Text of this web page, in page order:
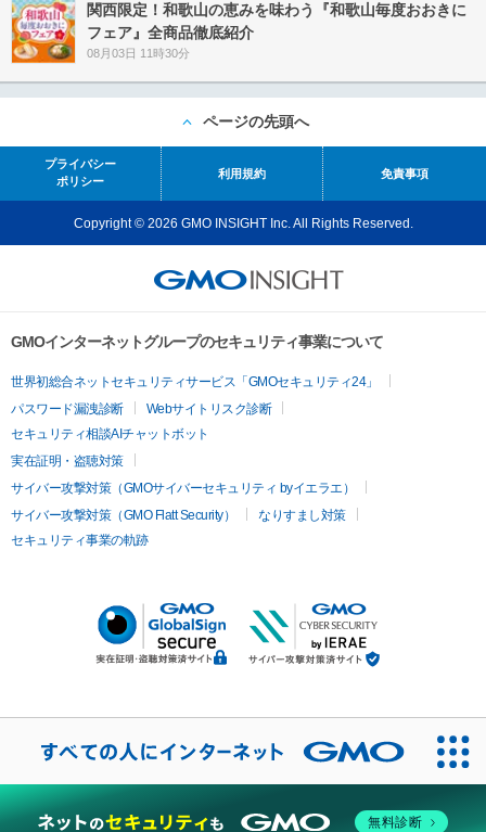
関西限定！和歌山の恵みを味わう『和歌山毎度おおきに
フェア』全商品徹底紹介
08月03日 11時30分
ページの先頭へ
プライバシー
ポリシー
利用規約 免責事項
Copyright © 2026 GMO INSIGHT Inc. All Rights Reserved.
GMOインターネットグループのセキュリティ事業について
世界初総合ネットセキュリティサービス「GMOセキュリティ24」
パスワード漏洩診断
Webサイトリスク診断
セキュリティ相談AIチャットボット
実在証明・盗聴対策
サイバー攻撃対策（GMOサイバーセキュリティ byイエラエ）
サイバー攻撃対策（GMO Flatt Security）
なりすまし対策
セキュリティ事業の軌跡
無料診断